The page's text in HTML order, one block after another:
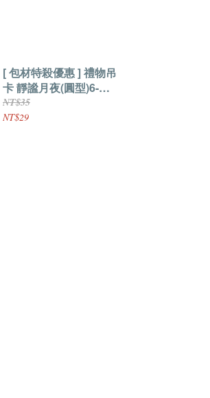
[ 包材特殺優惠 ] 禮物吊
卡 靜謐月夜(圓型)6-
7814402 原裝50枚入
NT$35
NT$29